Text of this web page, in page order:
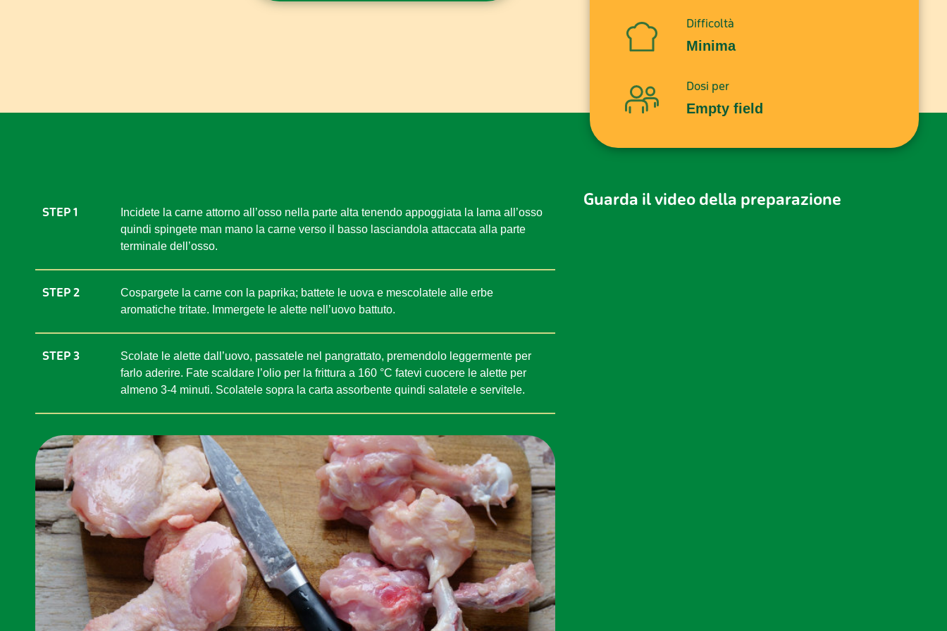
Difficoltà
Minima
Dosi per
Empty field
STEP 1
Incidete la carne attorno all’osso nella parte alta tenendo appoggiata la lama all’osso
quindi spingete man mano la carne verso il basso lasciandola attaccata alla parte
terminale dell’osso.
STEP 2
Cospargete la carne con la paprika; battete le uova e mescolatele alle erbe
aromatiche tritate. Immergete le alette nell’uovo battuto.
STEP 3
Scolate le alette dall’uovo, passatele nel pangrattato, premendolo leggermente per
farlo aderire. Fate scaldare l’olio per la frittura a 160 °C fatevi cuocere le alette per
almeno 3-4 minuti. Scolatele sopra la carta assorbente quindi salatele e servitele.
Guarda il video della preparazione